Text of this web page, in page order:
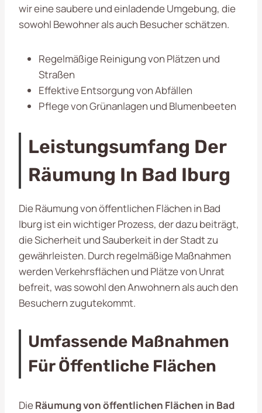
wir eine saubere und einladende Umgebung, die
sowohl Bewohner als auch Besucher schätzen.
Regelmäßige Reinigung von Plätzen und
Straßen
Effektive Entsorgung von Abfällen
Pflege von Grünanlagen und Blumenbeeten
Leistungsumfang Der
Räumung In Bad Iburg
Die Räumung von öffentlichen Flächen in Bad
Iburg ist ein wichtiger Prozess, der dazu beiträgt,
die Sicherheit und Sauberkeit in der Stadt zu
gewährleisten. Durch regelmäßige Maßnahmen
werden Verkehrsflächen und Plätze von Unrat
befreit, was sowohl den Anwohnern als auch den
Besuchern zugutekommt.
Umfassende Maßnahmen
Für Öffentliche Flächen
DieRäumung von öffentlichen Flächen in Bad